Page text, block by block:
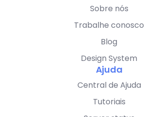
Sobre nós
Trabalhe conosco
Blog
Design System
Ajuda
Central de Ajuda
Tutoriais